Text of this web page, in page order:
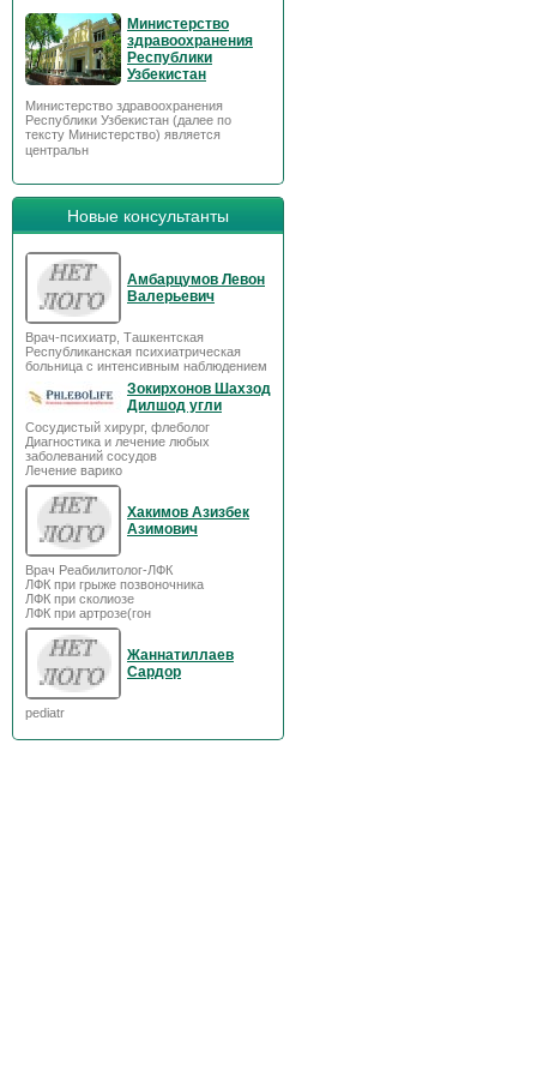
Министерство
здравоохранения
Республики
Узбекистан
Министерство здравоохранения
Республики Узбекистан (далее по
тексту Министерство) является
центральн
Новые консультанты
Амбарцумов Левон
Валерьевич
Врач-психиатр, Ташкентская
Республиканская психиатрическая
больница с интенсивным наблюдением
Зокирхонов Шахзод
Дилшод угли
Сосудистый хирург, флеболог
Диагностика и лечение любых
заболеваний сосудов
Лечение варико
Хакимов Азизбек
Азимович
Врач Реабилитолог-ЛФК
ЛФК при грыже позвоночника
ЛФК при сколиозе
ЛФК при артрозе(гон
Жаннатиллаев
Сардор
pediatr